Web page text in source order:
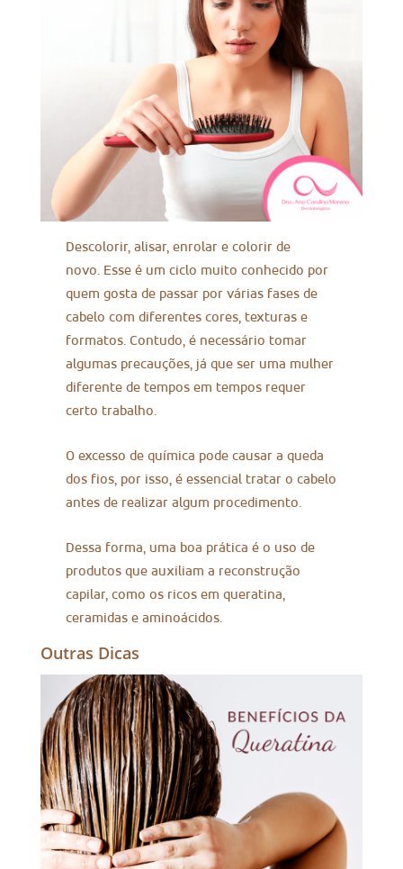
Descolorir, alisar, enrolar e colorir de
novo. Esse é um ciclo muito conhecido por
quem gosta de passar por várias fases de
cabelo com diferentes cores, texturas e
formatos. Contudo, é necessário tomar
algumas precauções, já que ser uma mulher
diferente de tempos em tempos requer
certo trabalho.
O excesso de química pode causar a queda
dos fios, por isso, é essencial tratar o cabelo
antes de realizar algum procedimento.
Dessa forma, uma boa prática é o uso de
produtos que auxiliam a reconstrução
capilar, como os ricos em queratina,
ceramidas e aminoácidos.
Outras Dicas